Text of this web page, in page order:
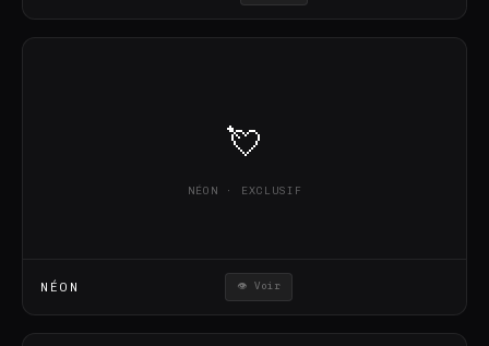
💘
NÉON · EXCLUSIF
NÉON 👁 Voir